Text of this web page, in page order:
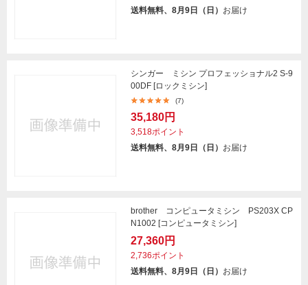
送料無料、8月9日（日） お届け
シンガー ミシン プロフェッショナル2 S-9
00DF [ロックミシン]
(7)
35,180円
3,518ポイント
送料無料、8月9日（日） お届け
brother コンピュータミシン PS203X CP
N1002 [コンピュータミシン]
27,360円
2,736ポイント
送料無料、8月9日（日） お届け